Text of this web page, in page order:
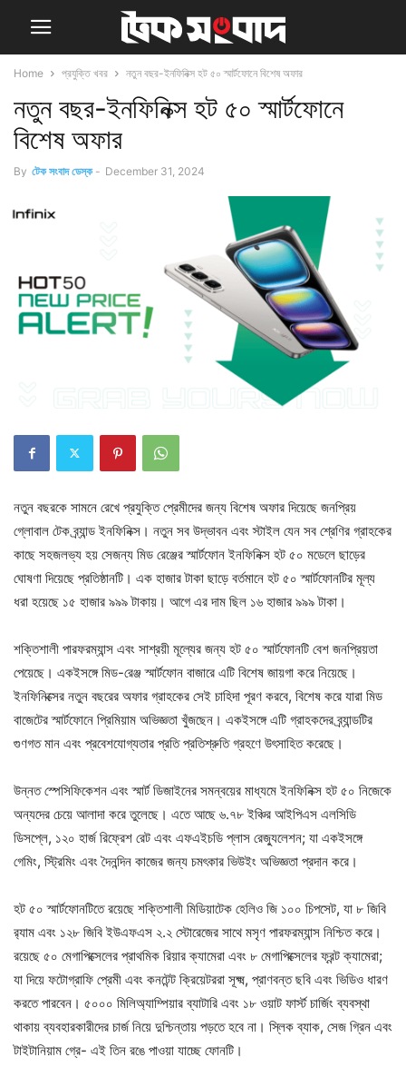
Home প্রযুক্তি খবর নতুন বছর-ইনফিনিক্স হট ৫০ স্মার্টফোনে বিশেষ অফার
নতুন বছর-ইনফিনিক্স হট ৫০ স্মার্টফোনে
বিশেষ অফার
By টেক সংবাদ ডেস্ক - December 31, 2024
নতুন বছরকে সামনে রেখে প্রযুক্তি প্রেমীদের জন্য বিশেষ অফার দিয়েছে জনপ্রিয়
গ্লোবাল টেক ব্র্যান্ড ইনফিনিক্স। নতুন সব উদ্ভাবন এবং স্টাইল যেন সব শ্রেণির গ্রাহকের
কাছে সহজলভ্য হয় সেজন্য মিড রেঞ্জের স্মার্টফোন ইনফিনিক্স হট ৫০ মডেলে ছাড়ের
ঘোষণা দিয়েছে প্রতিষ্ঠানটি। এক হাজার টাকা ছাড়ে বর্তমানে হট ৫০ স্মার্টফোনটির মূল্য
ধরা হয়েছে ১৫ হাজার ৯৯৯ টাকায়। আগে এর দাম ছিল ১৬ হাজার ৯৯৯ টাকা।
শক্তিশালী পারফরম্যান্স এবং সাশ্রয়ী মূল্যের জন্য হট ৫০ স্মার্টফোনটি বেশ জনপ্রিয়তা
পেয়েছে। একইসঙ্গে মিড-রেঞ্জ স্মার্টফোন বাজারে এটি বিশেষ জায়গা করে নিয়েছে।
ইনফিনিক্সের নতুন বছরের অফার গ্রাহকের সেই চাহিদা পূরণ করবে, বিশেষ করে যারা মিড
বাজেটের স্মার্টফোনে প্রিমিয়াম অভিজ্ঞতা খুঁজছেন। একইসঙ্গে এটি গ্রাহকদের ব্র্যান্ডটির
গুণগত মান এবং প্রবেশযোগ্যতার প্রতি প্রতিশ্রুতি গ্রহণে উৎসাহিত করেছে।
উন্নত স্পেসিফিকেশন এবং স্মার্ট ডিজাইনের সমন্বয়ের মাধ্যমে ইনফিনিক্স হট ৫০ নিজেকে
অন্যদের চেয়ে আলাদা করে তুলেছে। এতে আছে ৬.৭৮ ইঞ্চির আইপিএস এলসিডি
ডিসপ্লে, ১২০ হার্জ রিফ্রেশ রেট এবং এফএইচডি প্লাস রেজ্যুলেশন; যা একইসঙ্গে
গেমিং, স্ট্রিমিং এবং দৈনন্দিন কাজের জন্য চমৎকার ভিউইং অভিজ্ঞতা প্রদান করে।
হট ৫০ স্মার্টফোনটিতে রয়েছে শক্তিশালী মিডিয়াটেক হেলিও জি ১০০ চিপসেট, যা ৮ জিবি
র‍্যাম এবং ১২৮ জিবি ইউএফএস ২.২ স্টোরেজের সাথে মসৃণ পারফরম্যান্স নিশ্চিত করে।
রয়েছে ৫০ মেগাপিক্সেলের প্রাথমিক রিয়ার ক্যামেরা এবং ৮ মেগাপিক্সেলের ফ্রন্ট ক্যামেরা;
যা দিয়ে ফটোগ্রাফি প্রেমী এবং কনটেন্ট ক্রিয়েটররা সূক্ষ্ম, প্রাণবন্ত ছবি এবং ভিডিও ধারণ
করতে পারবেন। ৫০০০ মিলিঅ্যাম্পিয়ার ব্যাটারি এবং ১৮ ওয়াট ফার্স্ট চার্জিং ব্যবস্থা
থাকায় ব্যবহারকারীদের চার্জ নিয়ে দুশ্চিন্তায় পড়তে হবে না। স্লিক ব্যাক, সেজ গ্রিন এবং
টাইটানিয়াম গ্রে- এই তিন রঙে পাওয়া যাচ্ছে ফোনটি।